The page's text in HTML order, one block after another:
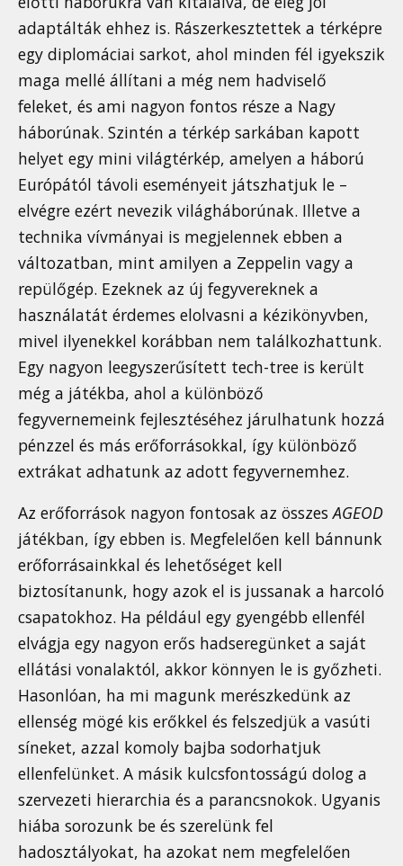
adaptálták ehhez is. Rászerkesztettek a térképre
egy diplomáciai sarkot, ahol minden fél igyekszik
maga mellé állítani a még nem hadviselő
feleket, és ami nagyon fontos része a Nagy
háborúnak. Szintén a térkép sarkában kapott
helyet egy mini világtérkép, amelyen a háború
Európától távoli eseményeit játszhatjuk le –
elvégre ezért nevezik világháborúnak. Illetve a
technika vívmányai is megjelennek ebben a
változatban, mint amilyen a Zeppelin vagy a
repülőgép. Ezeknek az új fegyvereknek a
használatát érdemes elolvasni a kézikönyvben,
mivel ilyenekkel korábban nem találkozhattunk.
Egy nagyon leegyszerűsített tech-tree is került
még a játékba, ahol a különböző
fegyvernemeink fejlesztéséhez járulhatunk hozzá
pénzzel és más erőforrásokkal, így különböző
extrákat adhatunk az adott fegyvernemhez.
Az erőforrások nagyon fontosak az összesAGEOD
játékban, így ebben is. Megfelelően kell bánnunk
erőforrásainkkal és lehetőséget kell
biztosítanunk, hogy azok el is jussanak a harcoló
csapatokhoz. Ha például egy gyengébb ellenfél
elvágja egy nagyon erős hadseregünket a saját
ellátási vonalaktól, akkor könnyen le is győzheti.
Hasonlóan, ha mi magunk merészkedünk az
ellenség mögé kis erőkkel és felszedjük a vasúti
síneket, azzal komoly bajba sodorhatjuk
ellenfelünket. A másik kulcsfontosságú dolog a
szervezeti hierarchia és a parancsnokok. Ugyanis
hiába sorozunk be és szerelünk fel
hadosztályokat, ha azokat nem megfelelően